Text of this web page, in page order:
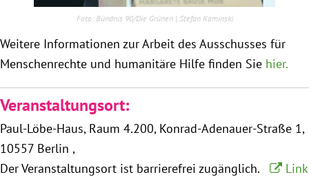
Ämter, Funktionen und Einkünfte
Besuch in Berlin
Praktikum
Patenschaftsprogramm
Bayern
Bündnis 90/Die Grünen | Stefan Kaminski
Weitere Informationen zur Arbeit des Ausschusses für
Menschenrechte und humanitäre Hilfe finden Sie hier.
Veranstaltungsort:
Paul-Löbe-Haus, Raum 4.200 Konrad-Adenauer-Straße 1
10557 Berlin
Der Veranstaltungsort ist barrierefrei zugänglich.
Link